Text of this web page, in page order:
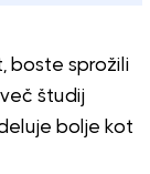
boste sprožili
študij
bolje kot